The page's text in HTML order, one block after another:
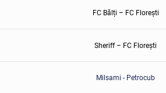
FC Bălți – FC Florești
Sheriff – FC Florești
Milsami - Petrocub